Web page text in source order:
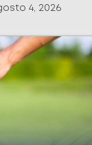
4, 2026